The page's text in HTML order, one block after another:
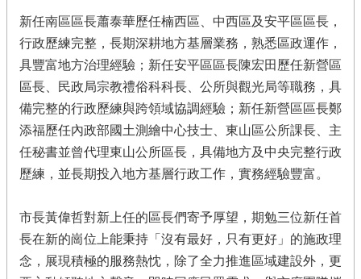
新任南區區長蕭泰華歷任楠西區、中西區及安平區區長，
行政歷練完整，長期深耕地方基層業務，熟悉區政運作，
具豐富地方治理經驗；新任安平區區長陳宏田歷任新營區
區長、民政局宗教禮俗科科長、公所與觀光局等職務，具
備完整的行政歷練與跨領域協調經驗；新任新營區區長鄭
添福歷任內政部國土測繪中心技士、東山區公所課長、主
任秘書並曾代理東山公所區長，具備地方及中央完整行政
歷練，並長期投入地方基層行政工作，實務經驗豐富。
市長黃偉哲對新上任的區長們寄予厚望，期勉三位新任首
長在新的崗位上能秉持「沒有最好，只有更好」的施政理
念，展現積極的服務熱忱，除了全力推進區域建設外，更